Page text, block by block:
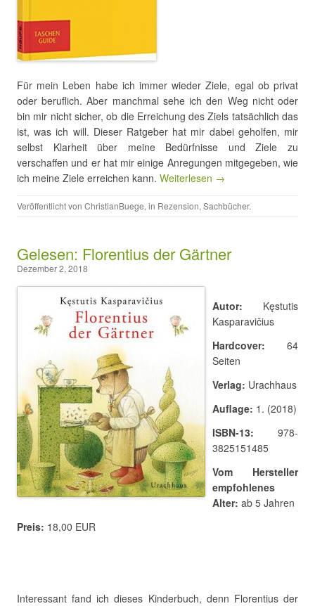
Für mein Leben habe ich immer wieder Ziele, egal ob privat
oder beruflich. Aber manchmal sehe ich den Weg nicht oder
bin mir nicht sicher, ob die Erreichung des Ziels tatsächlich das
ist, was ich will. Dieser Ratgeber hat mir dabei geholfen, mir
selbst Klarheit über meine Bedürfnisse und Ziele zu
verschaffen und er hat mir einige Anregungen mitgegeben, wie
ich meine Ziele erreichen kann. Weiterlesen →
Veröffentlicht von ChristianBuege, in Rezension, Sachbücher.
Gelesen: Florentius der Gärtner
Dezember 2, 2018
Autor: Kęstutis
Kasparavičius
Hardcover: 64
Seiten
Verlag: Urachhaus
Auflage: 1. (2018)
ISBN-13: 978-
3825151485
Vom Hersteller
empfohlenes
Alter: ab 5 Jahren
Preis: 18,00 EUR
Interessant fand ich dieses Kinderbuch, denn Florentius der